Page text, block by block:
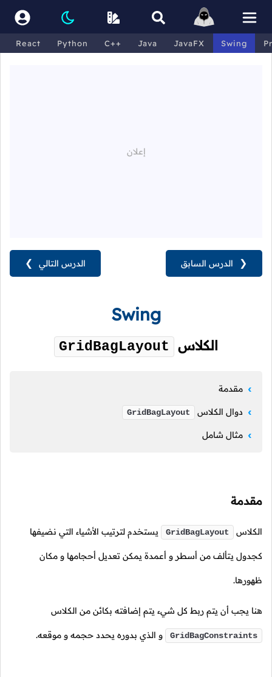
React Python C++ Java JavaFX Swing
الدرس التالي ❯ ❮ الدرس السابق
Swing
الكلاس GridBagLayout
مقدمة
دوال الكلاس GridBagLayout
مثال شامل
مقدمة
الكلاس GridBagLayout يستخدم لترتيب الأشياء التي نضيفها
كجدول يتألف من أسطر و أعمدة يمكن تعديل أحجامها و مكان
ظهورها.
هنا يجب أن يتم ربط كل شيء يتم إضافته بكائن من الكلاس
GridBagConstraints و الذي بدوره يحدد حجمه و موقعه.